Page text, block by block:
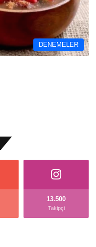
DENEMELER
13.500
Takipçi